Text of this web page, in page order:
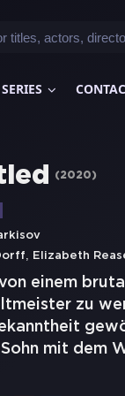
SERIES
(2020)
, Elizabeth
einem
zu
mit dem